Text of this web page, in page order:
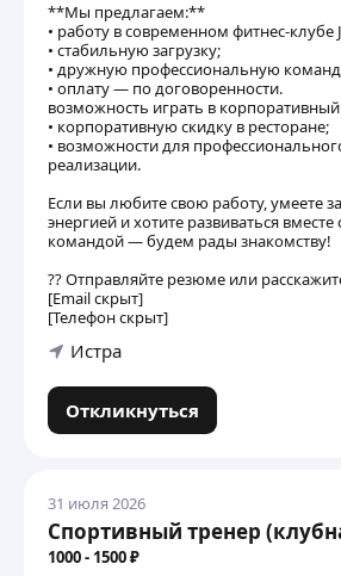
**Мы предлагаем:**
• работу в современном фитнес-клубе
• стабильную загрузку;
• дружную профессиональную
• оплату — по договоренности.
возможность играть в
• корпоративную скидку в ресторане;
• возможности для
реализации.
Если вы любите свою работу, умеете
энергией и хотите развиваться
командой — будем рады знакомству!
?? Отправляйте резюме или
[Email скрыт]
[Телефон скрыт]
Истра
Откликнуться
31 июля 2026
Спортивный тренер
1000 - 1500 ₽